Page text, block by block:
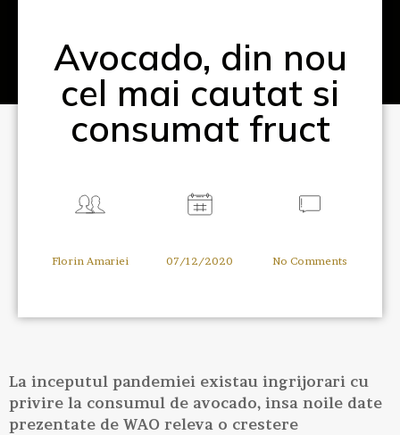
Avocado, din nou
cel mai cautat si
consumat fruct
Florin Amariei 07/12/2020 No Comments
La inceputul pandemiei existau ingrijorari cu
privire la consumul de avocado, insa noile date
prezentate de WAO releva o crestere